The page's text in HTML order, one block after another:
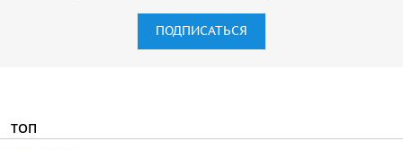
ПОДПИСАТЬСЯ
ТОП